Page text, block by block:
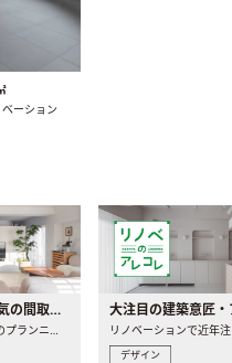
ーション
リノベーションで人気の間取りとは？トレンドの間取りと実例を徹底解説
デザイン